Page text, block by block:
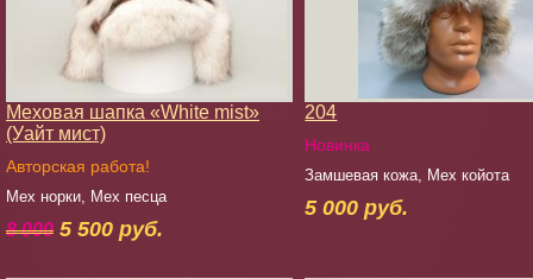
Меховая шапка «White mist»
(Уайт мист)
Авторская работа!
Мех норки, Мех песца
8 000 5 500 руб.
204
Новинка
Замшевая кожа, Мех койота
5 000 руб.